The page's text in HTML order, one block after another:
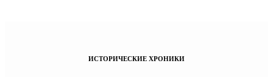
ИСТОРИЧЕСКИЕ ХРОНИКИ